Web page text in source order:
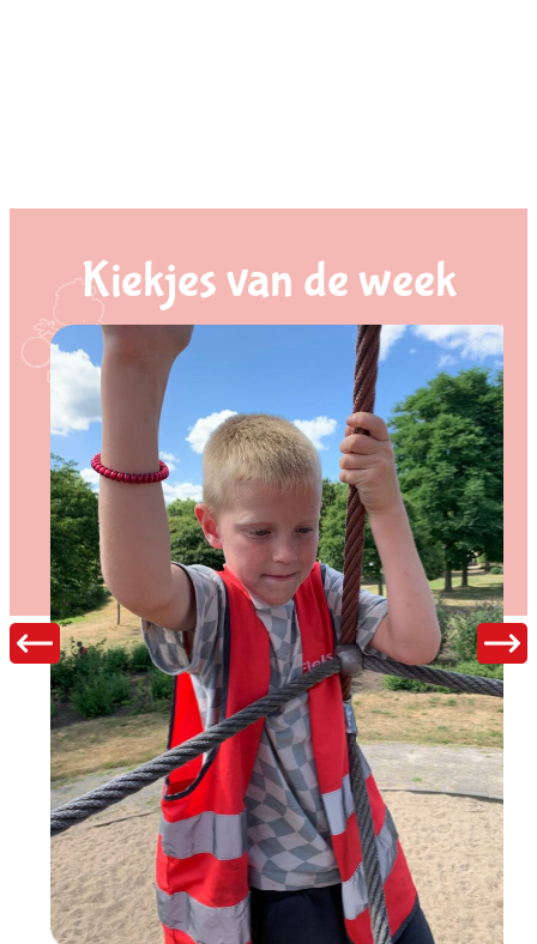
Kiekjes van de week